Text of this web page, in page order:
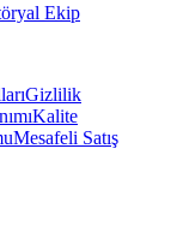
Ekip
Gizlilik
Kalite
Mesafeli Satış